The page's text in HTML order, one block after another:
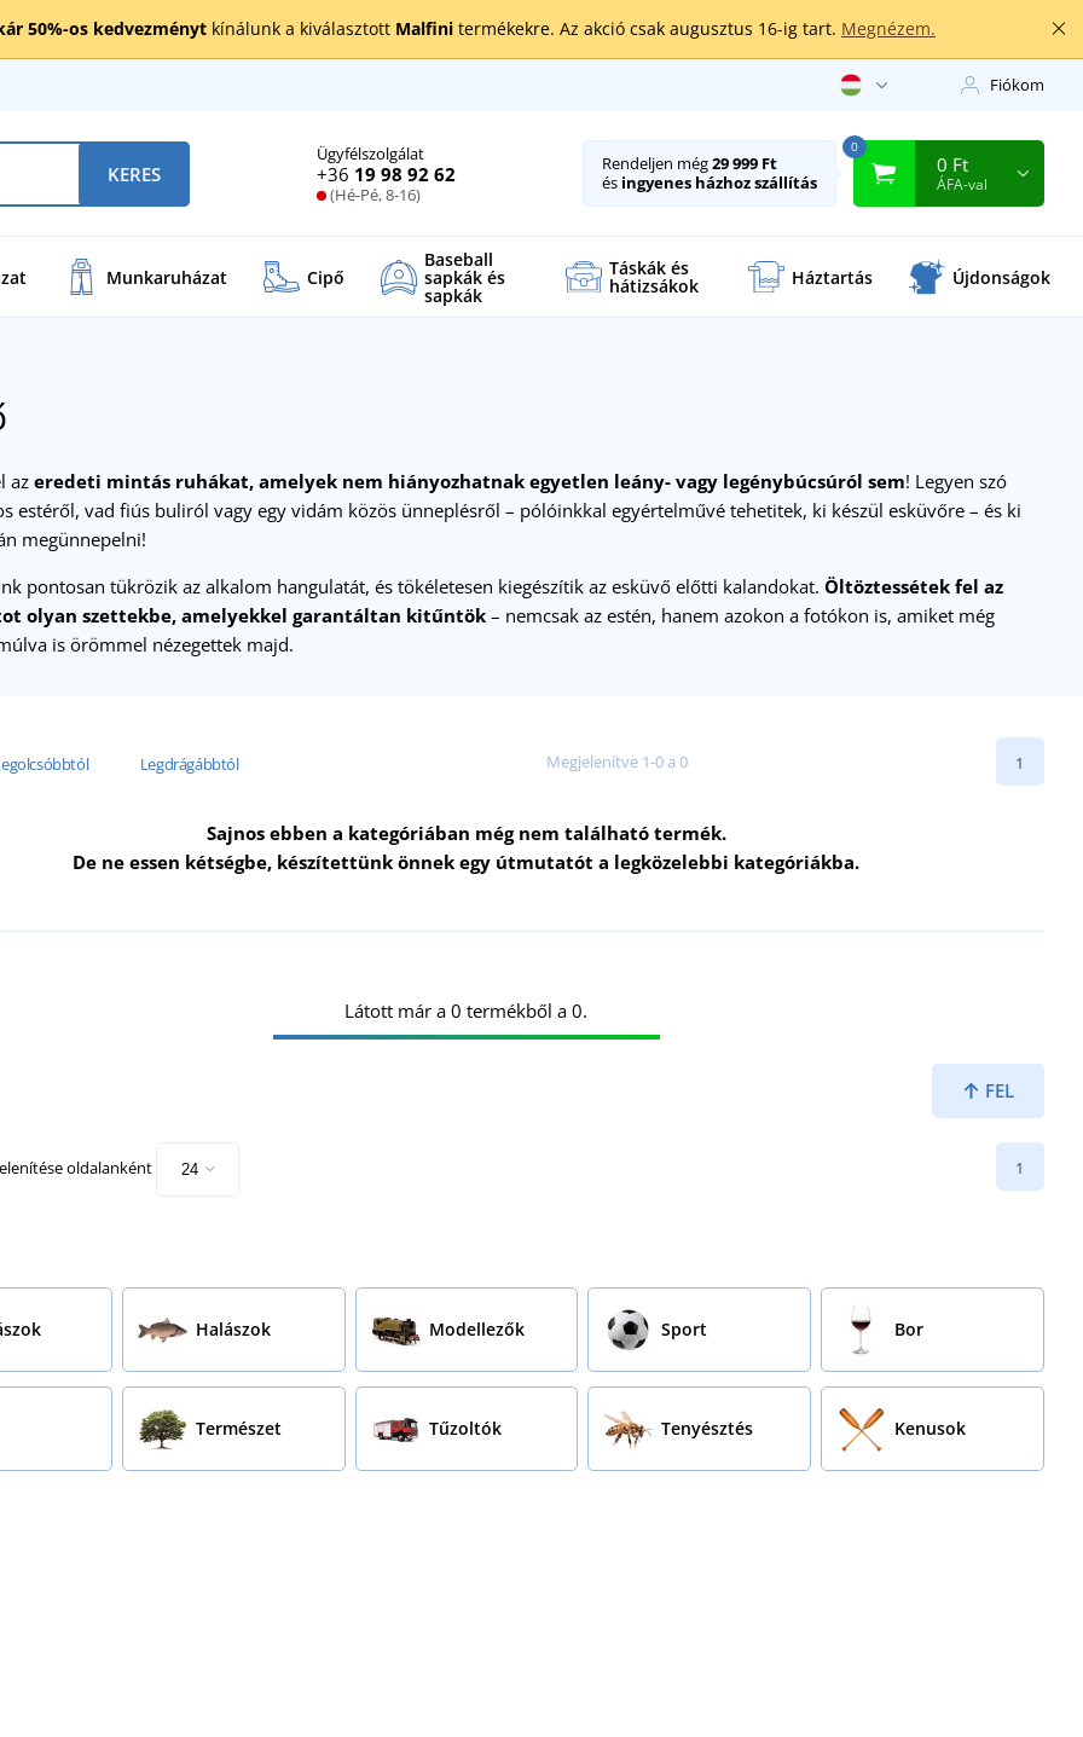
50%-os kedvezményt kínálunk a kiválasztott Malfini termékekre. Az akció csak augusztus 16-ig tart. Megnézem.
Fiókom
Ügyfélszolgálat
+36 19 98 92 62
(Hé-Pé, 8-16)
KERES Rendeljen még29 999 Ft
és ingyenes házhoz szállítás
0
0 Ft
ÁFA-val
Munkaruházat Cipő
Baseball
sapkák és
sapkák
Táskák és
hátizsákok Háztartás Újdonságok
az eredeti mintás ruhákat, amelyek nem hiányozhatnak egyetlen leány- vagy legénybúcsúról sem! Legyen szó
estéről, vad fiús buliról vagy egy vidám közös ünneplésről – pólóinkkal egyértelművé tehetitek, ki készül esküvőre – és ki
megünnepelni!
pontosan tükrözik az alkalom hangulatát, és tökéletesen kiegészítik az esküvő előtti kalandokat. Öltöztessétek fel az
olyan szettekbe, amelyekkel garantáltan kitűntök– nemcsak az estén, hanem azokon a fotókon is, amiket még
is örömmel nézegettek majd.
Legdrágábbtól Megjelenítve 1-0 a 0 1
Sajnos ebben a kategóriában még nem található termék.
De ne essen kétségbe, készítettünk önnek egy útmutatót a legközelebbi kategóriákba.
FEL
Látott már a 0 termékből a 0.
oldalanként 1
Halászok Modellezők Sport Bor
Természet Tűzoltók Tenyésztés Kenusok